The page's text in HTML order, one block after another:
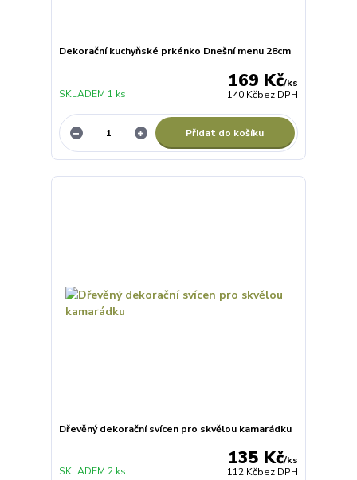
Dekorační kuchyňské prkénko Dnešní menu 28cm
169 Kč/ks
140 Kčbez DPH
SKLADEM 1 ks
Přidat do košíku
Dřevěný dekorační svícen pro skvělou kamarádku
135 Kč/ks
112 Kčbez DPH
SKLADEM 2 ks